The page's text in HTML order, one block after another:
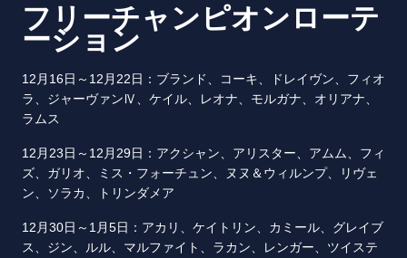
フリーチャンピオンローテ
ーション
12月16日～12月22日：ブランド、コーキ、ドレイヴン、フィオ
ラ、ジャーヴァンⅣ、ケイル、レオナ、モルガナ、オリアナ、
ラムス
12月23日～12月29日：アクシャン、アリスター、アムム、フィ
ズ、ガリオ、ミス・フォーチュン、ヌヌ＆ウィルンプ、リヴェ
ン、ソラカ、トリンダメア
12月30日～1月5日：アカリ、ケイトリン、カミール、グレイブ
ス、ジン、ルル、マルファイト、ラカン、レンガー、ツイステ